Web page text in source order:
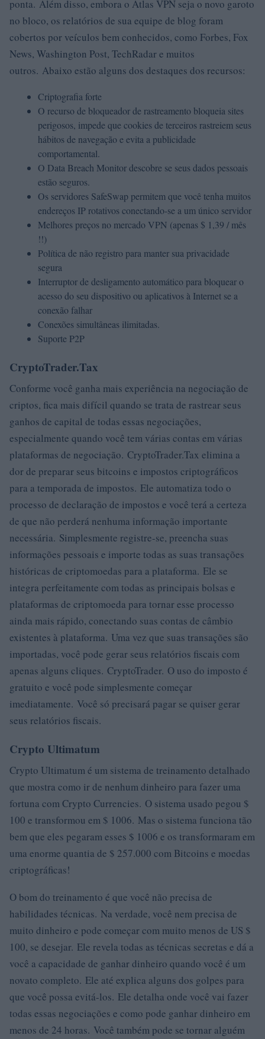
ponta. Além disso, embora o Atlas VPN seja o novo garoto
no bloco, os relatórios de sua equipe de blog foram
cobertos por veículos bem conhecidos, como Forbes, Fox
News, Washington Post, TechRadar e muitos
outros. Abaixo estão alguns dos destaques dos recursos:
Criptografia forte
O recurso de bloqueador de rastreamento bloqueia sites
perigosos, impede que cookies de terceiros rastreiem seus
hábitos de navegação e evita a publicidade
comportamental.
O Data Breach Monitor descobre se seus dados pessoais
estão seguros.
Os servidores SafeSwap permitem que você tenha muitos
endereços IP rotativos conectando-se a um único servidor
Melhores preços no mercado VPN (apenas $ 1,39 / mês
!!)
Política de não registro para manter sua privacidade
segura
Interruptor de desligamento automático para bloquear o
acesso do seu dispositivo ou aplicativos à Internet se a
conexão falhar
Conexões simultâneas ilimitadas.
Suporte P2P
CryptoTrader.Tax
Conforme você ganha mais experiência na negociação de
criptos, fica mais difícil quando se trata de rastrear seus
ganhos de capital de todas essas negociações,
especialmente quando você tem várias contas em várias
plataformas de negociação. CryptoTrader.Tax elimina a
dor de preparar seus bitcoins e impostos criptográficos
para a temporada de impostos. Ele automatiza todo o
processo de declaração de impostos e você terá a certeza
de que não perderá nenhuma informação importante
necessária. Simplesmente registre-se, preencha suas
informações pessoais e importe todas as suas transações
históricas de criptomoedas para a plataforma. Ele se
integra perfeitamente com todas as principais bolsas e
plataformas de criptomoeda para tornar esse processo
ainda mais rápido, conectando suas contas de câmbio
existentes à plataforma. Uma vez que suas transações são
importadas, você pode gerar seus relatórios fiscais com
apenas alguns cliques. CryptoTrader. O uso do imposto é
gratuito e você pode simplesmente começar
imediatamente. Você só precisará pagar se quiser gerar
seus relatórios fiscais.
Crypto Ultimatum
Crypto Ultimatum é um sistema de treinamento detalhado
que mostra como ir de nenhum dinheiro para fazer uma
fortuna com Crypto Currencies. O sistema usado pegou $
100 e transformou em $ 1006. Mas o sistema funciona tão
bem que eles pegaram esses $ 1006 e os transformaram em
uma enorme quantia de $ 257.000 com Bitcoins e moedas
criptográficas!
O bom do treinamento é que você não precisa de
habilidades técnicas. Na verdade, você nem precisa de
muito dinheiro e pode começar com muito menos de US $
100, se desejar. Ele revela todas as técnicas secretas e dá a
você a capacidade de ganhar dinheiro quando você é um
novato completo. Ele até explica alguns dos golpes para
que você possa evitá-los. Ele detalha onde você vai fazer
todas essas negociações e como pode ganhar dinheiro em
menos de 24 horas. Você também pode se tornar alguém